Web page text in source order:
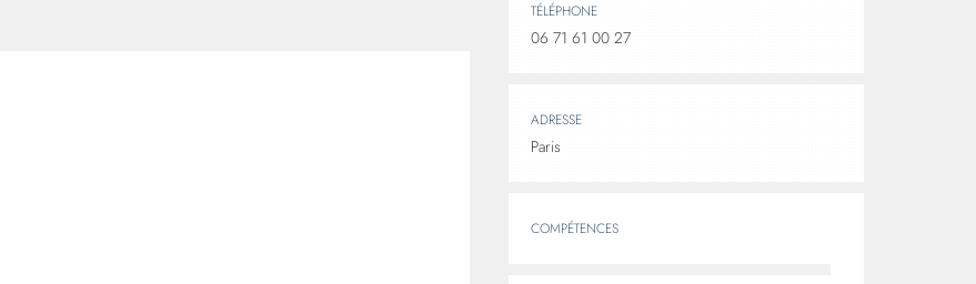
TÉLÉPHONE
06 71 61 00 27
ADRESSE
Paris
COMPÉTENCES